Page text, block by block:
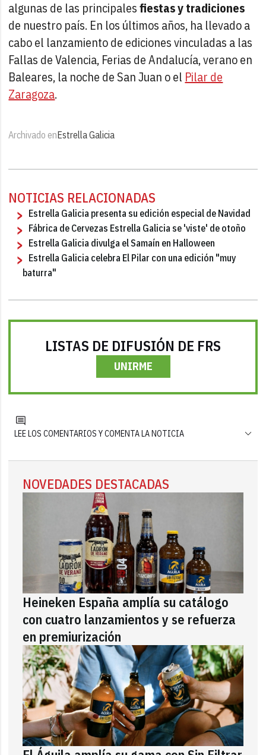
algunas de las principalesfiestas y tradiciones
de nuestro país. En los últimos años, ha llevado a
cabo el lanzamiento de ediciones vinculadas a las
Fallas de Valencia, Ferias de Andalucía, verano en
Baleares, la noche de San Juan o el Pilar de
Zaragoza.
Archivado enEstrella Galicia
NOTICIAS RELACIONADAS
Estrella Galicia presenta su edición especial de Navidad
Fábrica de Cervezas Estrella Galicia se 'viste' de otoño
Estrella Galicia divulga el Samaín en Halloween
Estrella Galicia celebra El Pilar con una edición "muy
baturra"
LISTAS DE DIFUSIÓN DE FRS
UNIRME
LEE LOS COMENTARIOS Y COMENTA LA NOTICIA
NOVEDADES DESTACADAS
Heineken España amplía su catálogo
con cuatro lanzamientos y se refuerza
en premiurización